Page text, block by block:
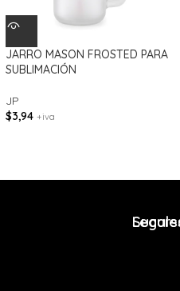
JARRO MASON FROSTED PARA
SUBLIMACIÓN
JP
$3,94 +iva